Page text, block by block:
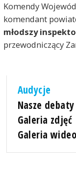
Komendy
komendant
młodszy
przewodniczący
Audycje
Nasze debaty
Galeria zdjęć
Galeria wideo